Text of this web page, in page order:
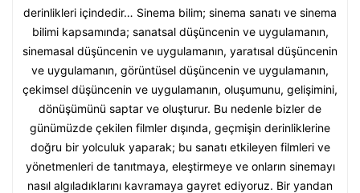
derinlikleri içindedir… Sinema bilim; sinema sanatı ve sinema
bilimi kapsamında; sanatsal düşüncenin ve uygulamanın,
sinemasal düşüncenin ve uygulamanın, yaratısal düşüncenin
ve uygulamanın, görüntüsel düşüncenin ve uygulamanın,
çekimsel düşüncenin ve uygulamanın, oluşumunu, gelişimini,
dönüşümünü saptar ve oluşturur. Bu nedenle bizler de
günümüzde çekilen filmler dışında, geçmişin derinliklerine
doğru bir yolculuk yaparak; bu sanatı etkileyen filmleri ve
yönetmenleri de tanıtmaya, eleştirmeye ve onların sinemayı
nasıl algıladıklarını kavramaya gayret ediyoruz. Bir yandan